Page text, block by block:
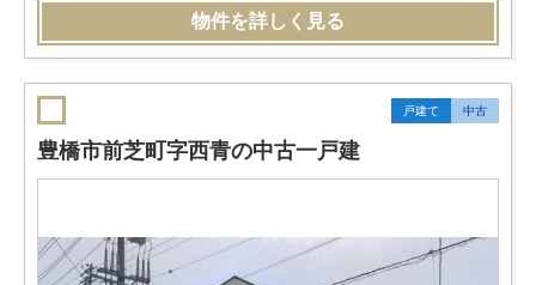
物件を詳しく見る
戸建て 中古
豊橋市前芝町字西青の中古一戸建